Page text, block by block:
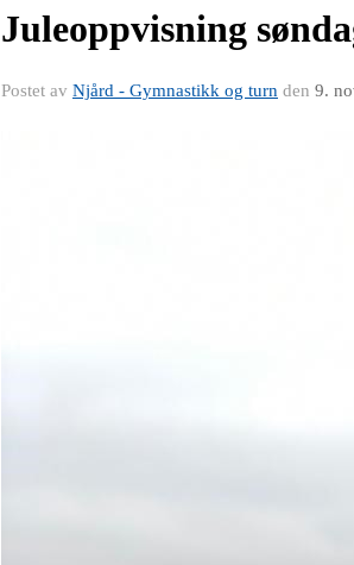
Juleoppvisning
Postet av Njård - Gymnastikk og turn den 9.